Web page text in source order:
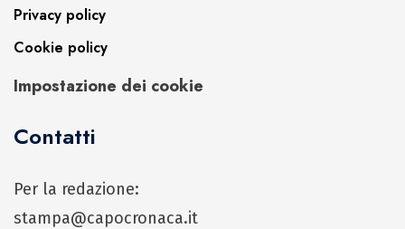
Privacy policy
Cookie policy
Impostazione dei cookie
Contatti
Per la redazione:
stampa@capocronaca.it